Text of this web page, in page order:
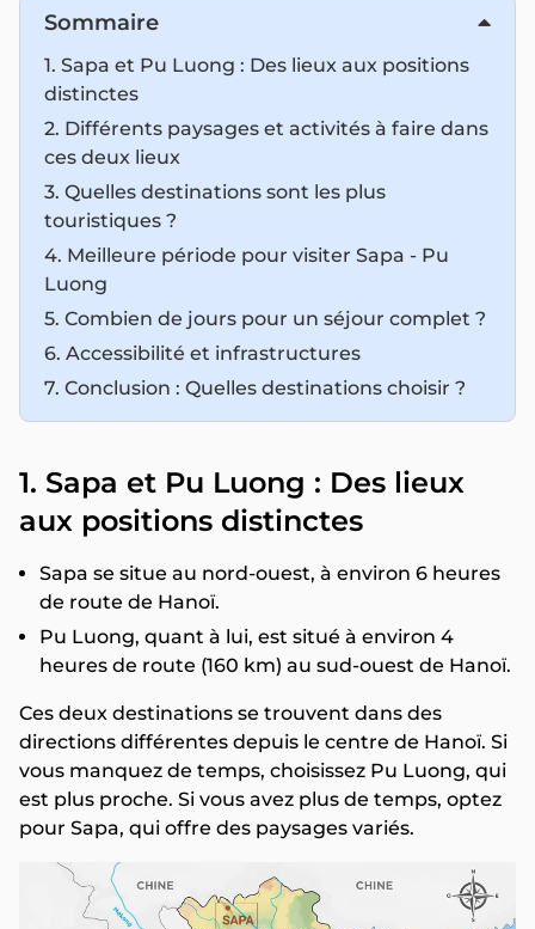
Sommaire
1. Sapa et Pu Luong : Des lieux aux positions
distinctes
2. Différents paysages et activités à faire dans
ces deux lieux
3. Quelles destinations sont les plus
touristiques ?
4. Meilleure période pour visiter Sapa - Pu
Luong
5. Combien de jours pour un séjour complet ?
6. Accessibilité et infrastructures
7. Conclusion : Quelles destinations choisir ?
1. Sapa et Pu Luong : Des lieux
aux positions distinctes
Sapa se situe au nord-ouest, à environ 6 heures
de route de Hanoï.
Pu Luong, quant à lui, est situé à environ 4
heures de route (160 km) au sud-ouest de Hanoï.
Ces deux destinations se trouvent dans des
directions différentes depuis le centre de Hanoï. Si
vous manquez de temps, choisissez Pu Luong, qui
est plus proche. Si vous avez plus de temps, optez
pour Sapa, qui offre des paysages variés.